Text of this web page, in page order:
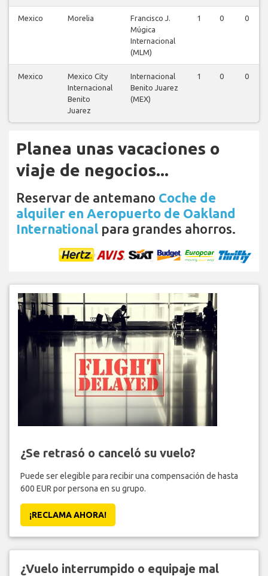
Mexico Morelia
Francisco J.
Múgica
Internacional
(MLM)
1 0 0
Mexico
Mexico City
Internacional
Benito
Juarez
Internacional
Benito Juarez
(MEX)
1 0 0
Planea unas vacaciones o
viaje de negocios...
Reservar de antemano Coche de
alquiler en Aeropuerto de Oakland
International para grandes ahorros.
¿Se retrasó o canceló su vuelo?
Puede ser elegible para recibir una compensación de hasta
600 EUR por persona en su grupo.
¡RECLAMA AHORA!
¿Vuelo interrumpido o equipaje mal